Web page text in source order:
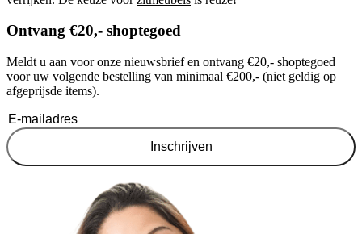
Ontvang €20,- shoptegoed
Meldt u aan voor onze nieuwsbrief en ontvang €20,- shoptegoed
voor uw volgende bestelling van minimaal €200,- (niet geldig op
afgeprijsde items).
Inschrijven